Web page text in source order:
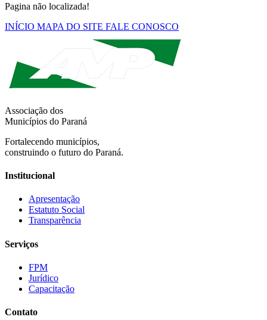
Pagina não localizada!
INÍCIO MAPA DO SITE FALE CONOSCO
Associação dos
Municípios do Paraná
Fortalecendo municípios,
construindo o futuro do Paraná.
Institucional
Apresentação
Estatuto Social
Transparência
Serviços
FPM
Jurídico
Capacitação
Contato